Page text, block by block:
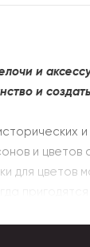
и
и
и
для цветов
для книг